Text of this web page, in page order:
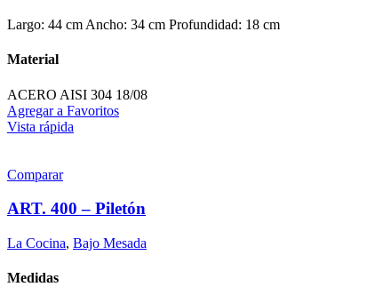
Largo: 44 cm Ancho: 34 cm Profundidad: 18 cm
Material
ACERO AISI 304 18/08
Agregar a Favoritos
Vista rápida
Comparar
ART. 400 – Piletón
La Cocina, Bajo Mesada
Medidas